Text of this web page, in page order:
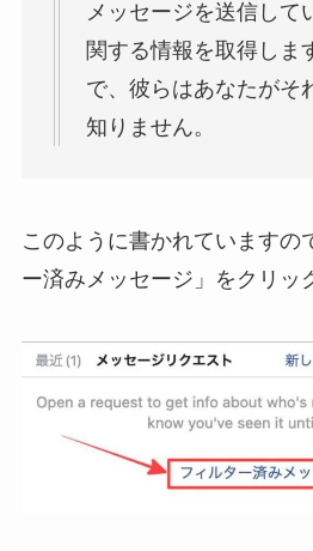
メッセージを送信して
関する情報を取得しま
で、彼らはあなたがそ
知りません。
このように書かれていますの
ー済みメッセージ」をクリッ